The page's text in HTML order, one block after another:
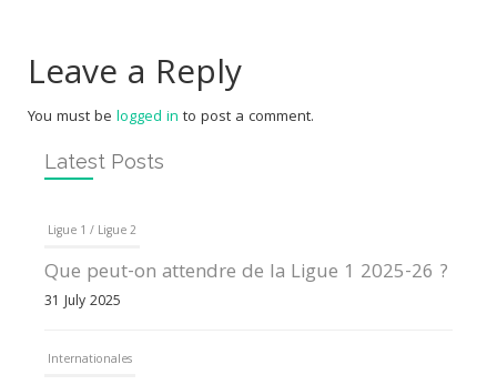
Leave a Reply
You must be logged in to post a comment.
Latest Posts
Ligue 1 / Ligue 2
Que peut-on attendre de la Ligue 1 2025-26 ?
31 July 2025
Internationales